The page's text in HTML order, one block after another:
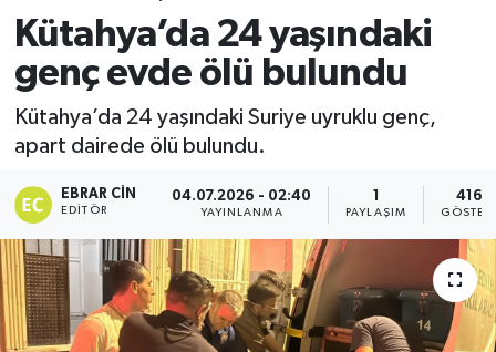
Kütahya’da 24 yaşındaki
genç evde ölü bulundu
Kütahya’da 24 yaşındaki Suriye uyruklu genç,
apart dairede ölü bulundu.
EBRAR CIN
EDITÖR
04.07.2026 - 02:40
YAYINLANMA PAYLAŞIM
4165
Bölge
Çavdarhisar
Domaniç
Dumlupınar
Dünya
Eğitim
Son Dakika Haberleri
Haber Arşivi